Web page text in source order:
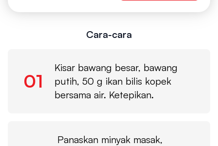
Cara-cara
01
Kisar bawang besar, bawang
putih, 50 g ikan bilis kopek
bersama air. Ketepikan.
Panaskan minyak masak,